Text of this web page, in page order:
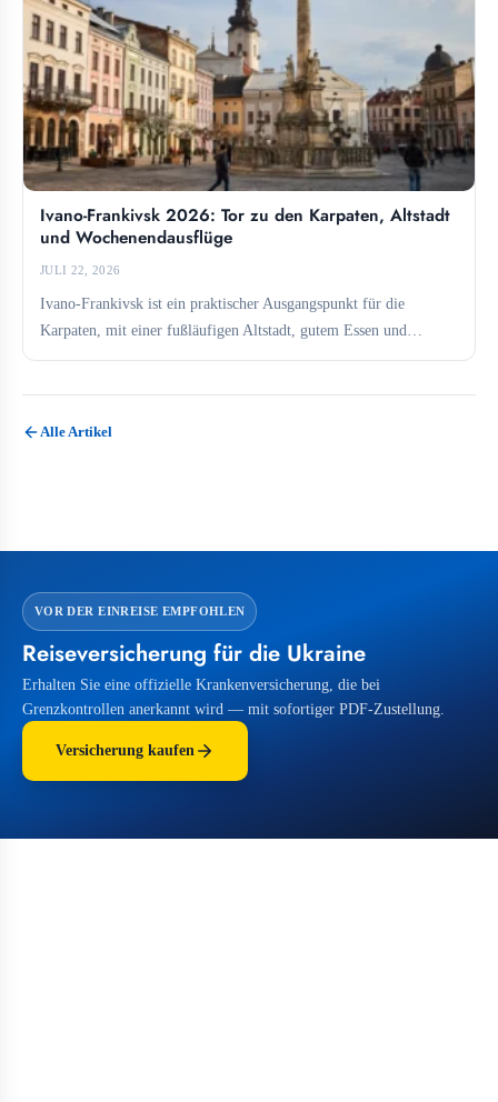
Ivano-Frankivsk 2026: Tor zu den Karpaten, Altstadt
und Wochenendausflüge
JULI 22, 2026
Ivano-Frankivsk ist ein praktischer Ausgangspunkt für die
Karpaten, mit einer fußläufigen Altstadt, gutem Essen und
direkten Verbindungen zu...
Alle Artikel
VOR DER EINREISE EMPFOHLEN
Reiseversicherung für die Ukraine
Erhalten Sie eine offizielle Krankenversicherung, die bei
Grenzkontrollen anerkannt wird — mit sofortiger PDF-Zustellung.
Versicherung kaufen